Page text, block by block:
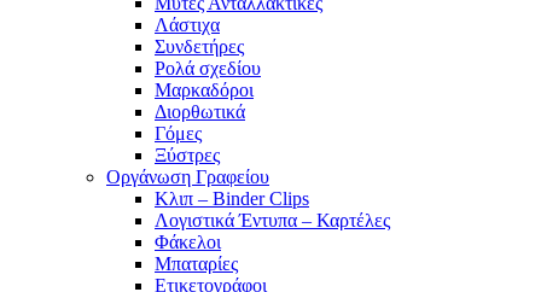
Λάστιχα
Συνδετήρες
Ρολά σχεδίου
Μαρκαδόροι
Διορθωτικά
Γόμες
Ξύστρες
Οργάνωση Γραφείου
Κλιπ – Binder Clips
Λογιστικά Έντυπα – Καρτέλες
Φάκελοι
Μπαταρίες
Ετικετογράφοι